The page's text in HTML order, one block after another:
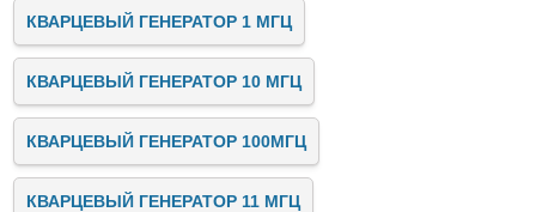
КВАРЦЕВЫЙ ГЕНЕРАТОР 1 МГЦ
КВАРЦЕВЫЙ ГЕНЕРАТОР 10 МГЦ
КВАРЦЕВЫЙ ГЕНЕРАТОР 100МГЦ
КВАРЦЕВЫЙ ГЕНЕРАТОР 11 МГЦ